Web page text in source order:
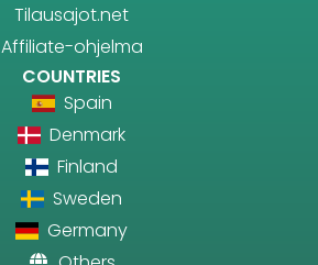
Tilausajot.net
Affiliate-ohjelma
COUNTRIES
Spain
Denmark
Finland
Sweden
Germany